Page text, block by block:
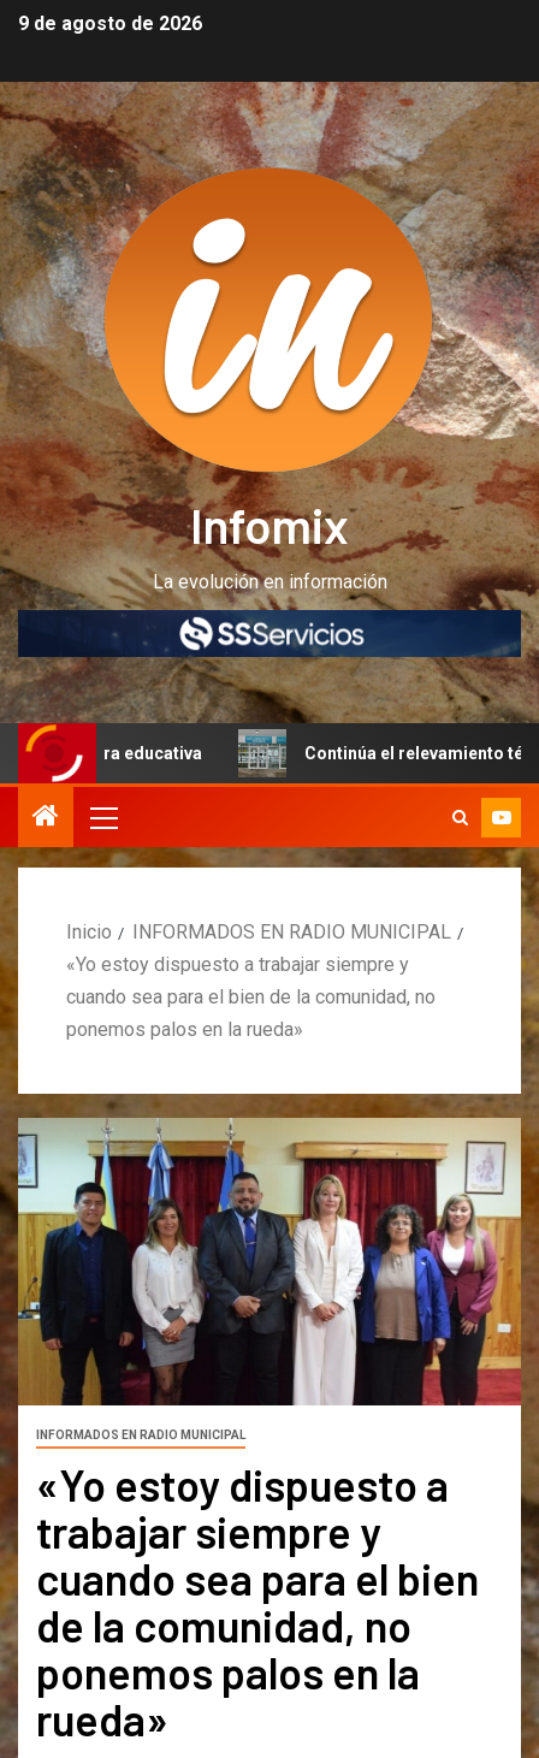
9 de agosto de 2026
Infomix
La evolución en información
educativa Continúa el relevamiento técnico en
Inicio
INFORMADOS EN RADIO MUNICIPAL
«Yo estoy dispuesto a trabajar siempre y
cuando sea para el bien de la comunidad, no
ponemos palos en la rueda»
INFORMADOS EN RADIO MUNICIPAL
«Yo estoy dispuesto a
trabajar siempre y
cuando sea para el bien
de la comunidad, no
ponemos palos en la
rueda»